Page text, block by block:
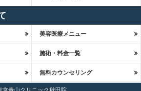
美容医療メニュー
施術・料金一覧
無料カウンセリング